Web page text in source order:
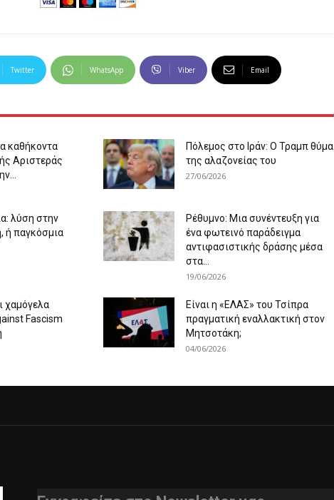
Twitter WhatsApp Viber Email
καθήκοντα
Αριστεράς
Πόλεμος στο Ιράν: Ο Τραμπ θύμα
της αλαζονείας του
27/06/2026
λύση στην
ή παγκόσμια
Ρέθυμνο: Μια συνέντευξη για
ένα φωτεινό παράδειγμα
αντιφασιστικής δράσης μέσα
στα...
19/06/2026
χαμόγελα
Fascism
Είναι η «ΕΛΑΣ» του Τσίπρα
πραγματική εναλλακτική στον
Μητσοτάκη;
04/06/2026